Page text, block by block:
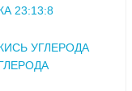
23:13:8
УГЛЕРОДА